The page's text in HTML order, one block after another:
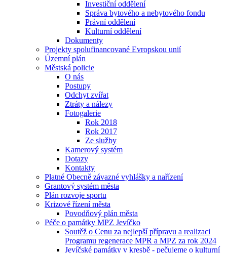
Investiční oddělení
Správa bytového a nebytového fondu
Právní oddělení
Kulturní oddělení
Dokumenty
Projekty spolufinancované Evropskou unií
Územní plán
Městská policie
O nás
Postupy
Odchyt zvířat
Ztráty a nálezy
Fotogalerie
Rok 2018
Rok 2017
Ze služby
Kamerový systém
Dotazy
Kontakty
Platné Obecně závazné vyhlášky a nařízení
Grantový systém města
Plán rozvoje sportu
Krizové řízení města
Povodňový plán města
Péče o památky MPZ Jevíčko
Soutěž o Cenu za nejlepší přípravu a realizaci
Programu regenerace MPR a MPZ za rok 2024
Jevíčské památky v kresbě - pečujeme o kulturní